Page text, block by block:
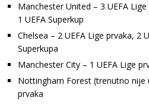
Manchester United – 3 UEFA
1 UEFA Superkup
Chelsea – 2 UEFA Lige prvaka, 2
Superkupa
Manchester City – 1 UEFA Lige
Nottingham Forest (trenutno nije
prvaka